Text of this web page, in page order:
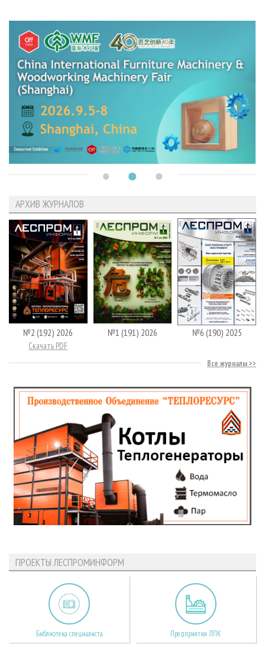
АРХИВ ЖУРНАЛОВ
№2 (192) 2026
Скачать PDF
№1 (191) 2026 №6 (190) 2025
Все журналы
ПРОЕКТЫ ЛЕСПРОМИНФОРМ
Библиотека специалиста Предприятия ЛПК